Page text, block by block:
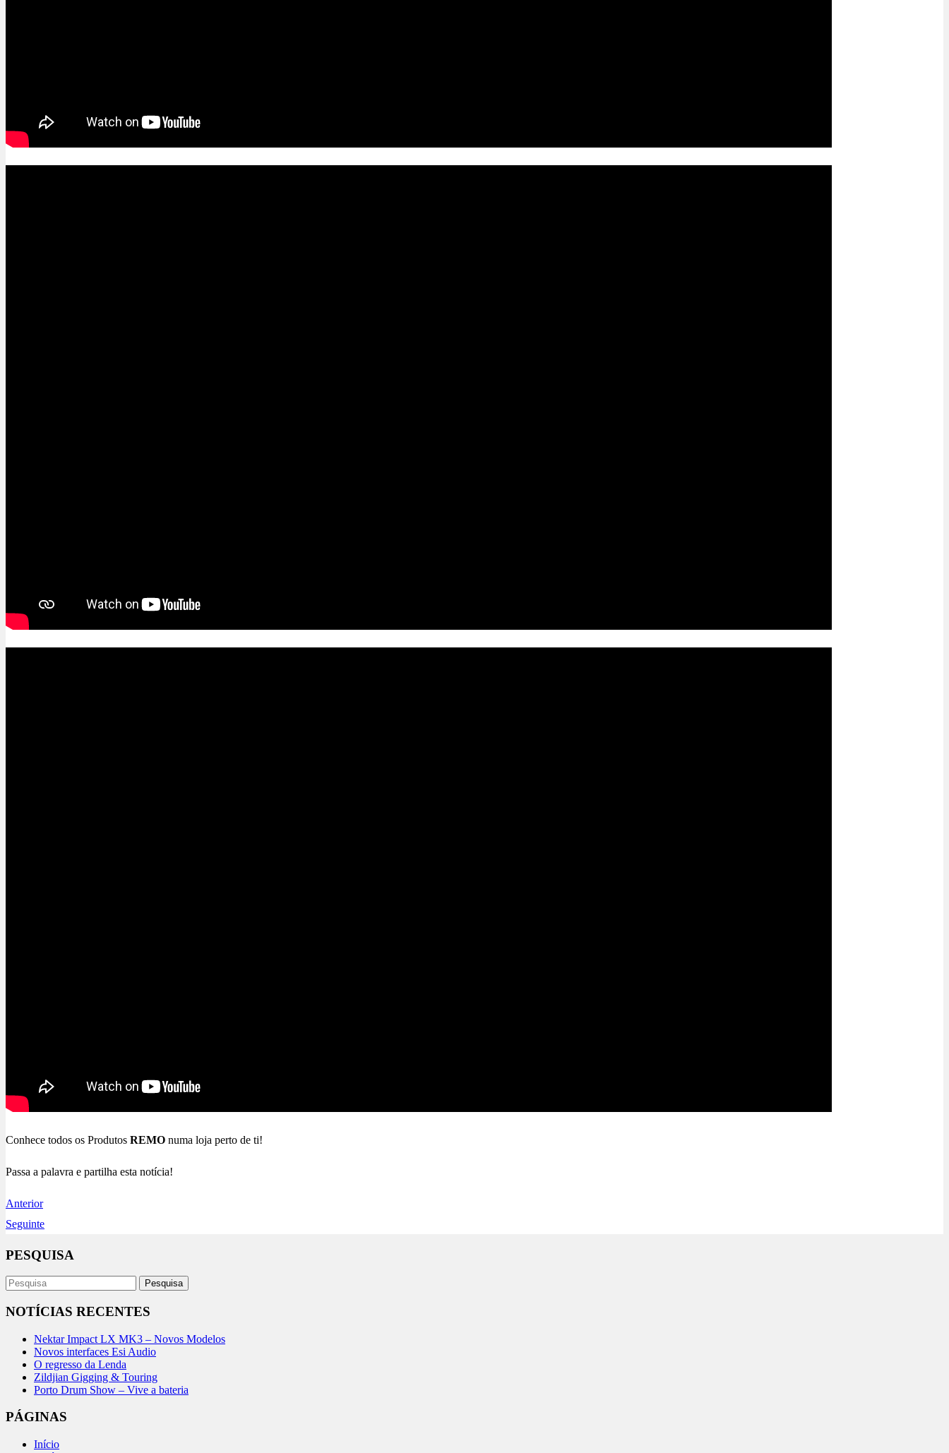
Conhece todos os Produtos REMO numa loja perto de ti!
Passa a palavra e partilha esta notícia!
Anterior
Seguinte
PESQUISA
NOTÍCIAS RECENTES
Nektar Impact LX MK3 – Novos Modelos
Novos interfaces Esi Audio
O regresso da Lenda
Zildjian Gigging & Touring
Porto Drum Show – Vive a bateria
PÁGINAS
Início